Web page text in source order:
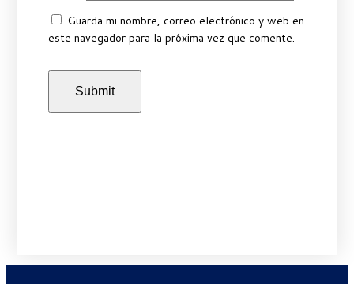
Guarda mi nombre, correo electrónico y web en
este navegador para la próxima vez que comente.